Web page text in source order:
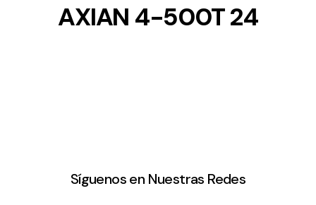
AXIAN 4-500T 24
Síguenos en Nuestras Redes